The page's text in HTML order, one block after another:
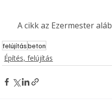
Virágoskert: kertben,
A cikk az Ezermester
felújításbeton
Építés, felújítás